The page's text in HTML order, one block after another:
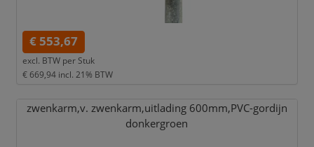
€ 553,67
excl. BTW per Stuk
€ 669,94 incl. 21% BTW
zwenkarm,v. zwenkarm,uitlading 600mm,PVC-gordijn
donkergroen